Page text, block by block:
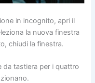
in incognito, apri il
la nuova finestra
chiudi la finestra.
tastiera per i quattro